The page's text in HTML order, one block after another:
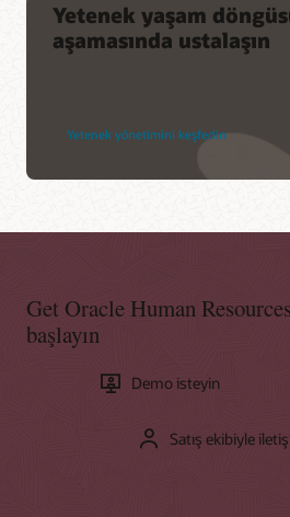
Yetenek yaşam
aşamasında ustalaşın
Yetenek yönetimini keşfedin
Get Oracle Human
başlayın
Demo isteyin
Satış ekibiyle